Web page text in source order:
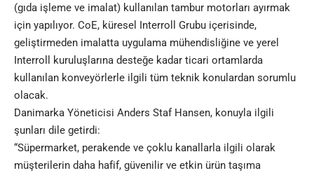
(gıda işleme ve imalat) kullanılan tambur motorları ayırmak
için yapılıyor. CoE, küresel Interroll Grubu içerisinde,
geliştirmeden imalatta uygulama mühendisliğine ve yerel
Interroll kuruluşlarına desteğe kadar ticari ortamlarda
kullanılan konveyörlerle ilgili tüm teknik konulardan sorumlu
olacak.
Danimarka Yöneticisi Anders Staf Hansen, konuyla ilgili
şunları dile getirdi:
“Süpermarket, perakende ve çoklu kanallarla ilgili olarak
müşterilerin daha hafif, güvenilir ve etkin ürün taşıma